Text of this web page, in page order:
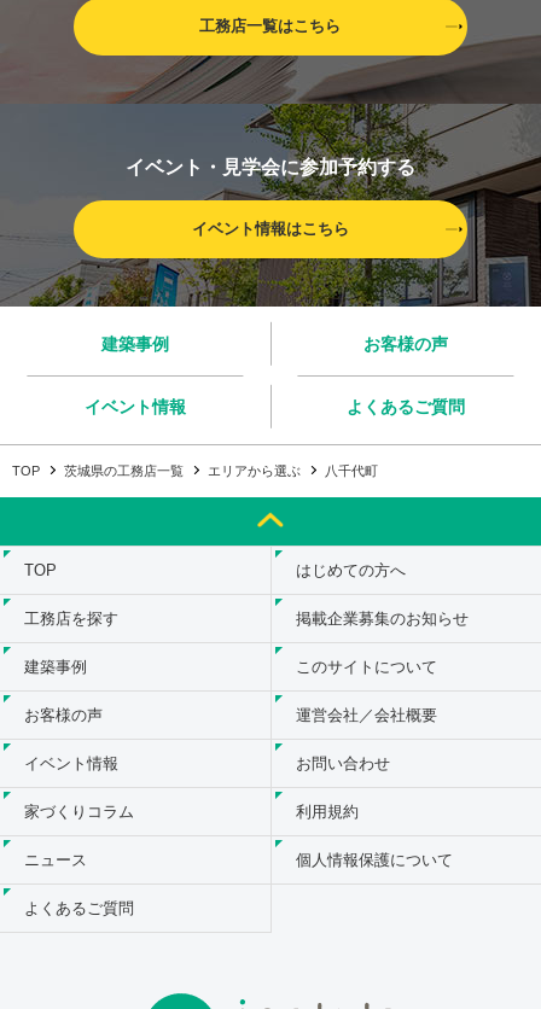
工務店一覧はこちら
イベント・見学会に参加予約する
イベント情報はこちら
建築事例 お客様の声
イベント情報 よくあるご質問
TOP 茨城県の工務店一覧 エリアから選ぶ 八千代町
TOP
工務店を探す
建築事例
お客様の声
イベント情報
家づくりコラム
ニュース
よくあるご質問
はじめての方へ
掲載企業募集のお知らせ
このサイトについて
運営会社／会社概要
お問い合わせ
利用規約
個人情報保護について